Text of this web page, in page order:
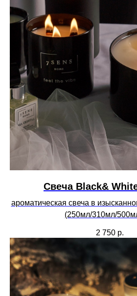
Свеча Black&
ароматическая свеча в
(250мл/310мл/
2 750 р.